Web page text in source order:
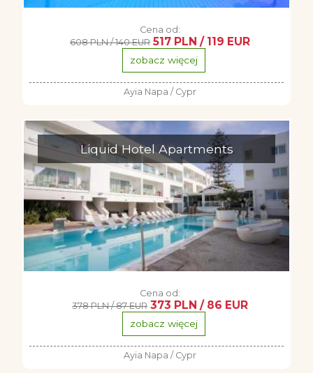
Cena od:
608 PLN / 140 EUR 517 PLN / 119 EUR
zobacz więcej
Ayia Napa / Cypr
Liquid Hotel Apartments
Cena od:
378 PLN / 87 EUR 373 PLN / 86 EUR
zobacz więcej
Ayia Napa / Cypr